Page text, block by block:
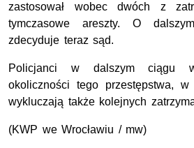
zastosował wobec dwóch z
tymczasowe areszty. O
zdecyduje teraz sąd.
Policjanci w dalszym ciągu
okoliczności tego przestępstwa,
wykluczają także kolejnych
(KWP we Wrocławiu / mw)